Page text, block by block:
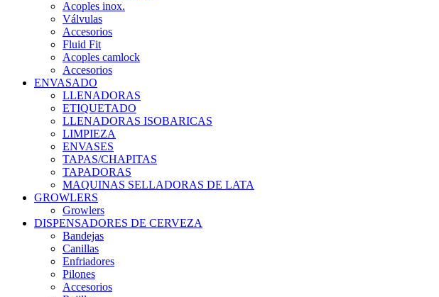
Acoples inox.
Válvulas
Accesorios
Fluid Fit
Acoples camlock
Accesorios
ENVASADO
LLENADORAS
ETIQUETADO
LLENADORAS ISOBARICAS
LIMPIEZA
ENVASES
TAPAS/CHAPITAS
TAPADORAS
MAQUINAS SELLADORAS DE LATA
GROWLERS
Growlers
DISPENSADORES DE CERVEZA
Bandejas
Canillas
Enfriadores
Pilones
Accesorios